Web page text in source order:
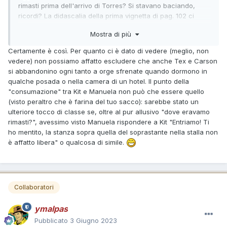
rimasti prima dell'arrivo di Torres? Si stavano baciando,
ricordi? La didascalia della prima vignetta di pag. 102 ci
Carson arrivano a Nogales che è di nuovo il tramonto.
perdiana. O sei di quelli che se non vedono una cosa per
loro non è accaduta? Ho una notizia per te: noi non lo
vediamo quasi mai ma i nostri dormono, si fanno la barba, si
lavano e... ma pensa un po' vanno perfino al cesso.
Mostra di più
Certamente è così. Per quanto ci è dato di vedere (meglio, non
vedere) non possiamo affatto escludere che anche Tex e Carson
si abbandonino ogni tanto a orge sfrenate quando dormono in
qualche posada o nella camera di un hotel. Il punto della
"consumazione" tra Kit e Manuela non può che essere quello
(visto peraltro che è farina del tuo sacco): sarebbe stato un
ulteriore tocco di classe se, oltre al pur allusivo "dove eravamo
rimasti?", avessimo visto Manuela rispondere a Kit "Entriamo! Ti
ho mentito, la stanza sopra quella del soprastante nella stalla non
è affatto libera" o qualcosa di simile.
Collaboratori
ymalpas
Pubblicato 3 Giugno 2023